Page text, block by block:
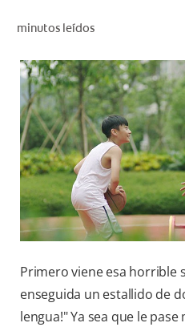
minutos leídos
Primero viene esa horrible
enseguida un estallido de
lengua!" Ya sea que le